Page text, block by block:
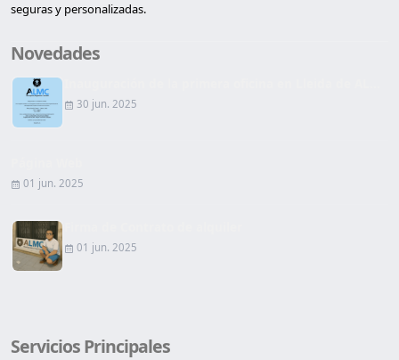
seguras y personalizadas.
Novedades
30 jun. 2025
01 jun. 2025
01 jun. 2025
Servicios Principales